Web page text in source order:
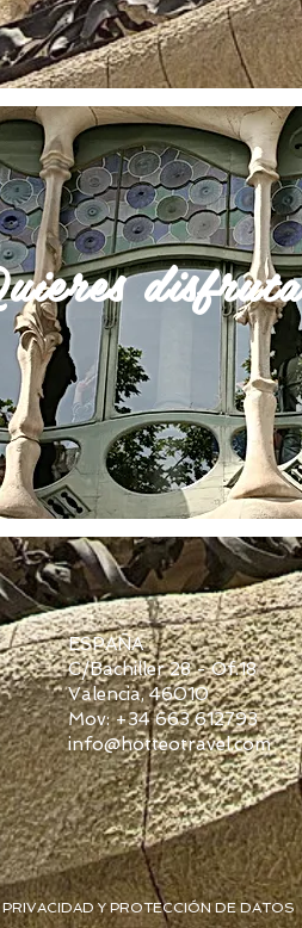
ESPAÑA
C/Bachiller 28 - Of.18
Valencia, 46010
Mov: +34 663 612793
info@hotteotravel.com
Y PROTECCIÓN DE